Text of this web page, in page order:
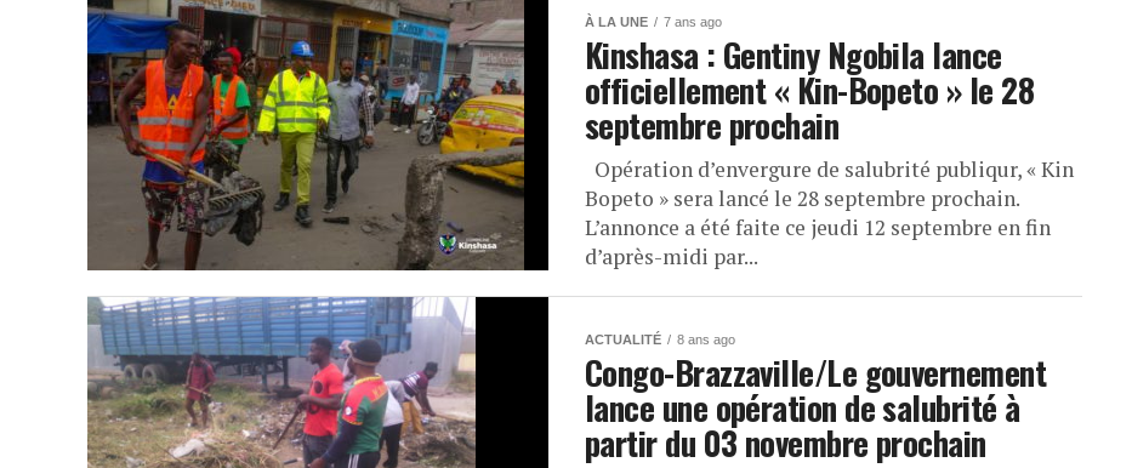
À LA UNE 7 ans ago
Kinshasa : Gentiny Ngobila lance
officiellement « Kin-Bopeto » le 28
septembre prochain
Opération d’envergure de salubrité publiqur, « Kin
Bopeto » sera lancé le 28 septembre prochain.
L’annonce a été faite ce jeudi 12 septembre en fin
d’après-midi par...
ACTUALITÉ 8 ans ago
Congo-Brazzaville/Le gouvernement
lance une opération de salubrité à
partir du 03 novembre prochain